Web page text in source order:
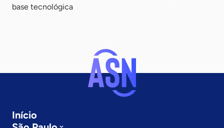
base tecnológica
Início